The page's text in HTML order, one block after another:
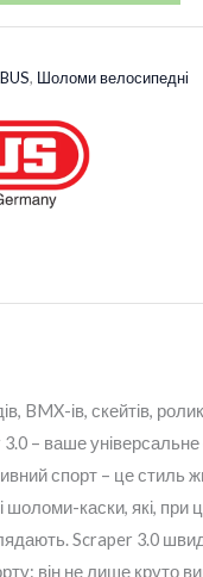
, Шоломи велосипедні
BMX-ів, скейтів,
– ваше
спорт – це стиль
шоломи-каски, які, при
Scraper 3.0
він не лише круто